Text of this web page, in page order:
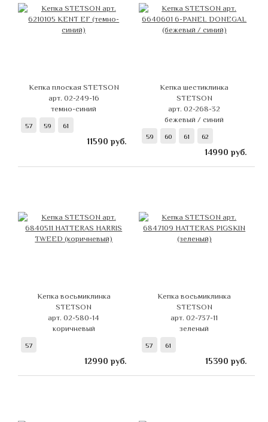
Кепка плоская STETSON
арт. 02-249-16
темно-синий
57 59 61
11590 руб.
Кепка шестиклинка
STETSON
арт. 02-268-32
бежевый / синий
59 60 61 62
14990 руб.
Кепка восьмиклинка
STETSON
арт. 02-580-14
коричневый
57
12990 руб.
Кепка восьмиклинка
STETSON
арт. 02-737-11
зеленый
57 61
15390 руб.